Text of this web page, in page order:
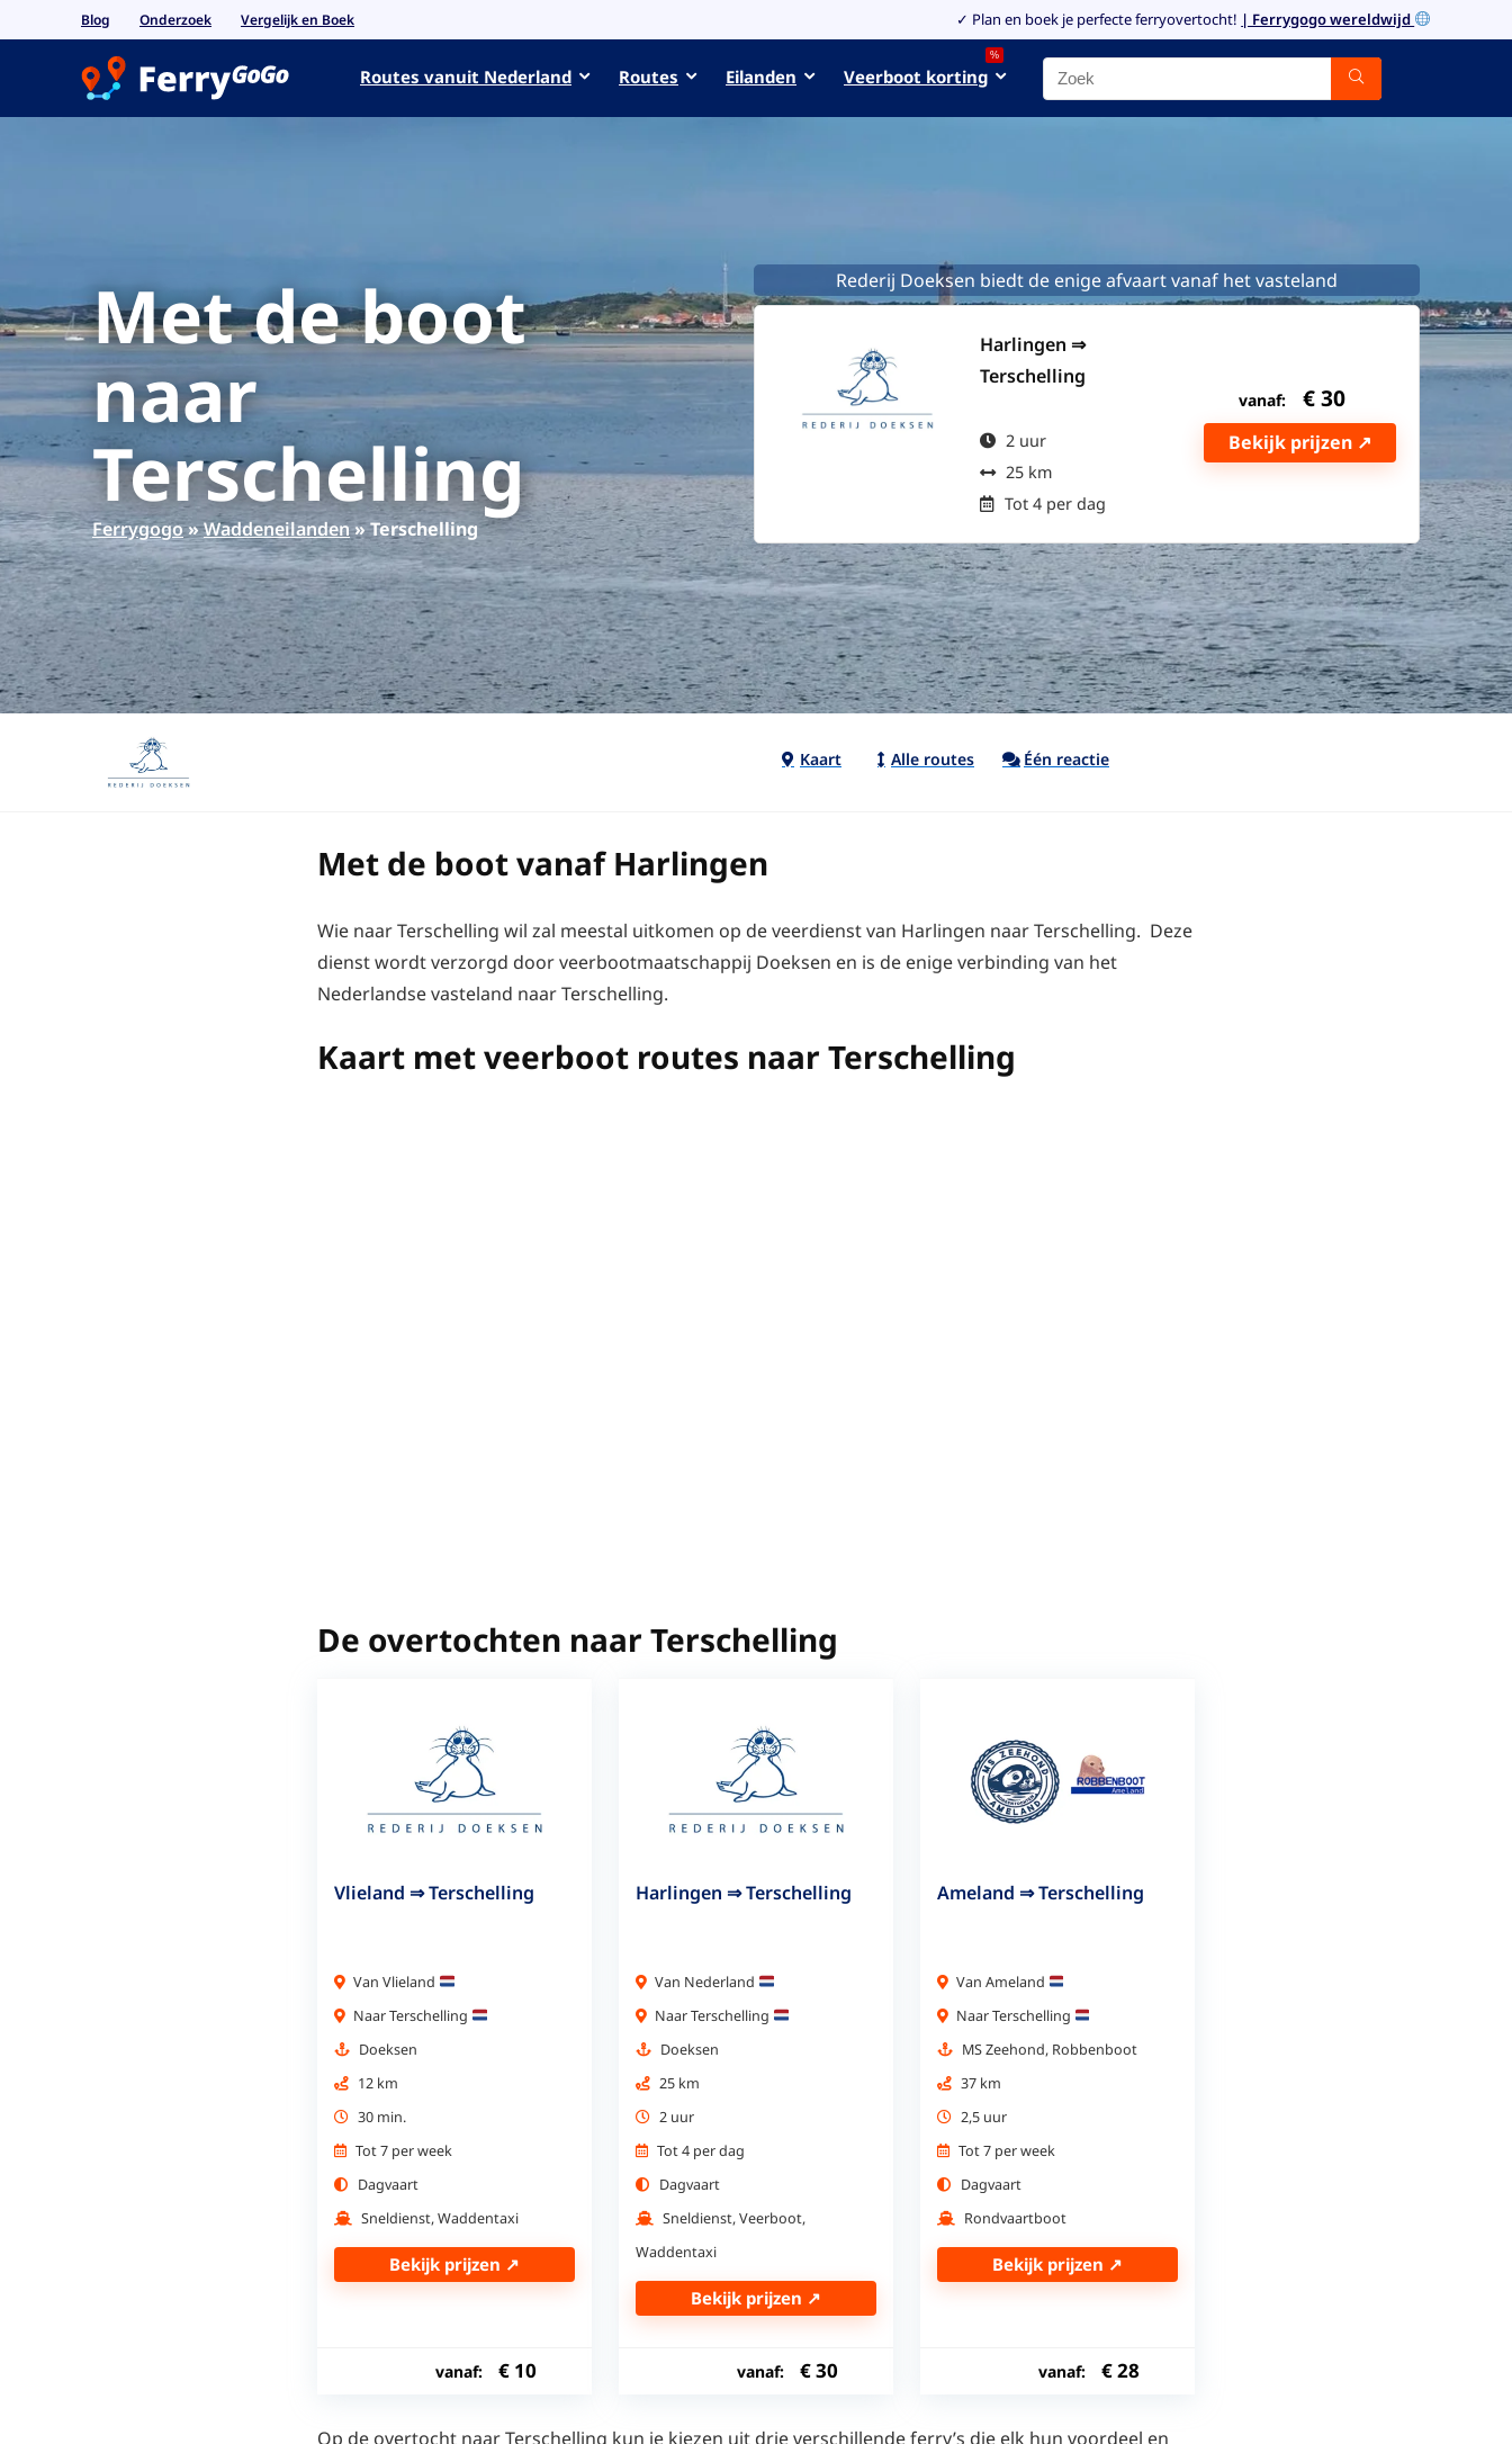
Blog Onderzoek Vergelijk en Boek ✓ Plan en boek je perfecte ferryovertocht! | Ferrygogo wereldwijd
Routes vanuit Nederland Routes Eilanden
%
Veerboot korting
Met de boot
naar
Terschelling
Ferrygogo»Waddeneilanden»Terschelling
Rederij Doeksen biedt de enige afvaart vanaf het vasteland
Harlingen ⇒
Terschelling
2 uur
25 km
Tot 4 per dag
vanaf: €30
Bekijk prijzen ↗
Kaart Alle routes Één reactie
Met de boot vanaf Harlingen
Wie naar Terschelling wil zal meestal uitkomen op de veerdienst van Harlingen naar Terschelling. Deze
dienst wordt verzorgd door veerbootmaatschappij Doeksen en is de enige verbinding van het
Nederlandse vasteland naar Terschelling.
Kaart met veerboot routes naar Terschelling
De overtochten naar Terschelling
Vlieland ⇒ Terschelling
Van Vlieland
Naar Terschelling
Doeksen
12 km
30 min.
Tot 7 per week
Dagvaart
Sneldienst, Waddentaxi
Bekijk prijzen ↗
vanaf: € 10
Harlingen ⇒ Terschelling
Van Nederland
Naar Terschelling
Doeksen
25 km
2 uur
Tot 4 per dag
Dagvaart
Sneldienst, Veerboot,
Waddentaxi
Bekijk prijzen ↗
vanaf: €30
Ameland ⇒ Terschelling
Van Ameland
Naar Terschelling
MS Zeehond, Robbenboot
37 km
2,5 uur
Tot 7 per week
Dagvaart
Rondvaartboot
Bekijk prijzen ↗
vanaf: €28
Op de overtocht naar Terschelling kun je kiezen uit drie verschillende ferry’s die elk hun voordeel en